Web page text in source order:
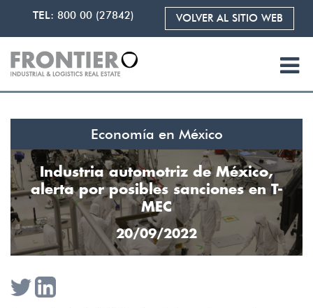
TEL: 800 00 (27842) VOLVER AL SITIO WEB
Economía en México
Industria automotriz de México,
alerta por posibles sanciones en T-
MEC
20/09/2022